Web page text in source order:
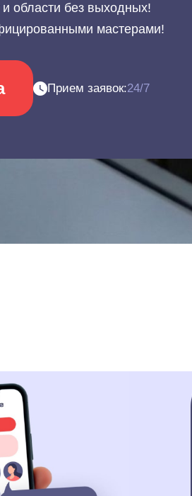
области без выходных!
мастерами!
Прием заявок:24/7